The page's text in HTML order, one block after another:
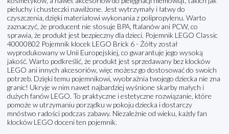
pieluchy i chusteczki nawilżone. Jest wytrzymały i łatwy do
czyszczenia, dzięki materiałowi wykonania z polipropylenu. Warto
zaznaczyć, że producent nie stosuje BPA, ftalanów ani PCW, co
sprawia, że produkt jest bezpieczny dla dzieci. Pojemnik LEGO Classic
40000802 Pojemnik klocek LEGO Brick 6 - Żółty został
wyprodukowany w Unii Europejskiej, co gwarantuje jego wysoką
jakość. Warto podkreślić, że produkt jest sprzedawany bez klocków
LEGO ani innych akcesoriów, więc możesz go dostosować do swoich
potrzeb. Dzięki temu pojemnikowi, wyobraźnia twojego dziecka nie zna
granic! Ukryje w nim nawet najbardziej wyśnione skarby małych i
dużych fanów LEGO. To praktyczne i estetyczne rozwiązanie, które
pomoże w utrzymaniu porządku w pokoju dziecka i dostarczy
mnóstwo radości podczas zabawy. Niezależnie od wieku, każdy fan
klocków LEGO doceni ten pojemnik.